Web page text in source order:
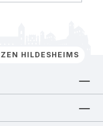
HILDESHEIMS